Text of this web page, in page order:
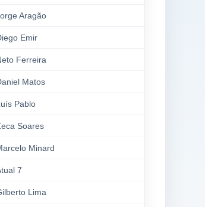
Aragão
Emir
Ferreira
Matos
Pablo
Soares
Minard
7
Lima